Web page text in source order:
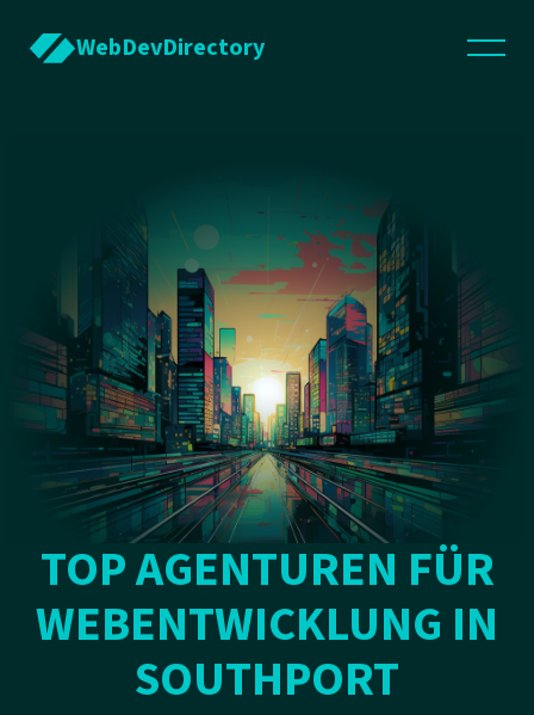
WebDevDirectory
TOP AGENTUREN FÜR
WEBENTWICKLUNG IN
SOUTHPORT